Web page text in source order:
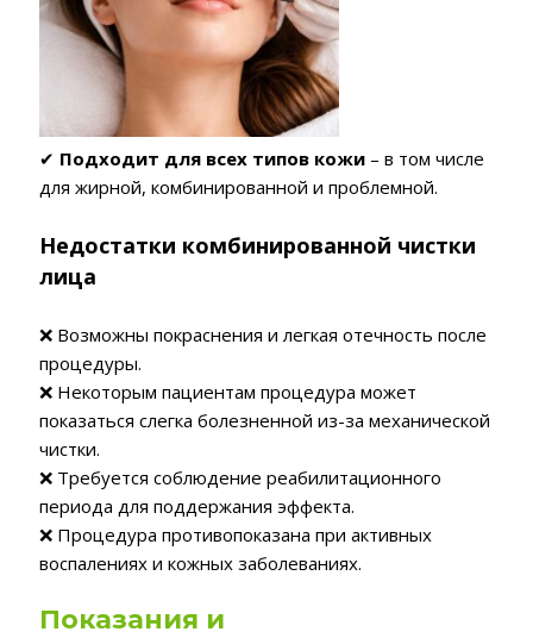
✔ Подходит для всех типов кожи – в том числе
для жирной, комбинированной и проблемной.
Недостатки комбинированной чистки
лица
❌ Возможны покраснения и легкая отечность после
процедуры.
❌ Некоторым пациентам процедура может
показаться слегка болезненной из-за механической
чистки.
❌ Требуется соблюдение реабилитационного
периода для поддержания эффекта.
❌ Процедура противопоказана при активных
воспалениях и кожных заболеваниях.
Показания и